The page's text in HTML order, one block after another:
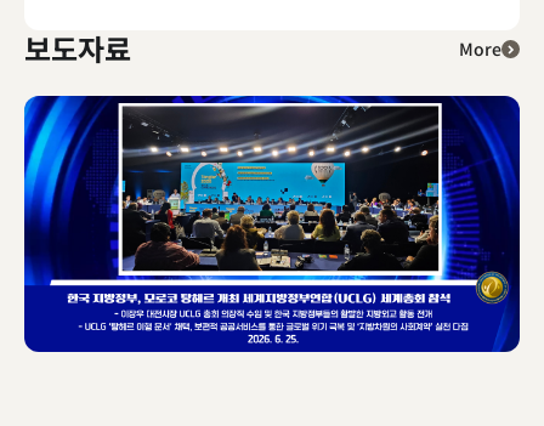
보도자료 More